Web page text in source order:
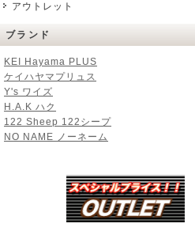
アウトレット
ブランド
KEI Hayama PLUS
ケイハヤマプリュス
Y's ワイズ
H.A.K ハク
122 Sheep 122シープ
NO NAME ノーネーム